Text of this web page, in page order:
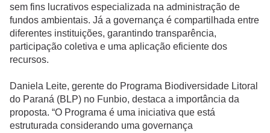
sem fins lucrativos especializada na administração de
fundos ambientais. Já a governança é compartilhada entre
diferentes instituições, garantindo transparência,
participação coletiva e uma aplicação eficiente dos
recursos.
Daniela Leite, gerente do Programa Biodiversidade Litoral
do Paraná (BLP) no Funbio, destaca a importância da
proposta. “O Programa é uma iniciativa que está
estruturada considerando uma governança